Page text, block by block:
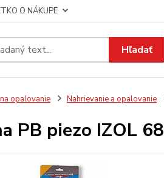
O NÁKUPE
Hľadať
opalovanie Nahrievanie a opalovanie
PB piezo IZOL 68